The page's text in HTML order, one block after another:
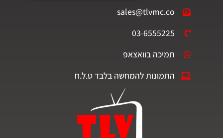
sales@tlvmc.co
03-6555225
תמיכה בוואצאפ
התמונות להמחשה בלבד ט.ל.ח